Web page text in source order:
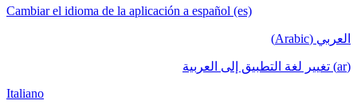
Cambiar el idioma de la aplicación a español (es)
العربي (Arabic)
(ar) تغيير لغة التطبيق إلى العربية
Italiano